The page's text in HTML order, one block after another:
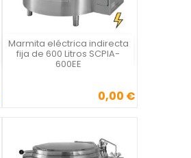
Marmita eléctrica indirecta
fija de 600 Litros SCPIA-
600EE
Precio0,00 €

Vista rápida